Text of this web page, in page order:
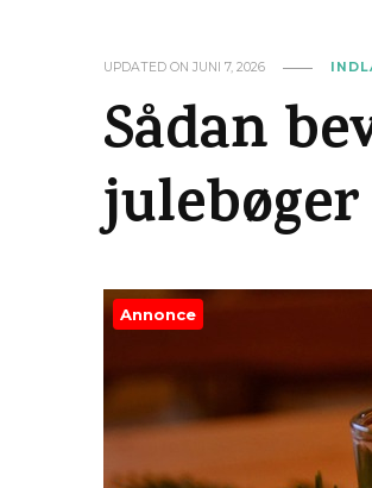
UPDATED ON JUNI 7, 2026
Sådan
Annonce